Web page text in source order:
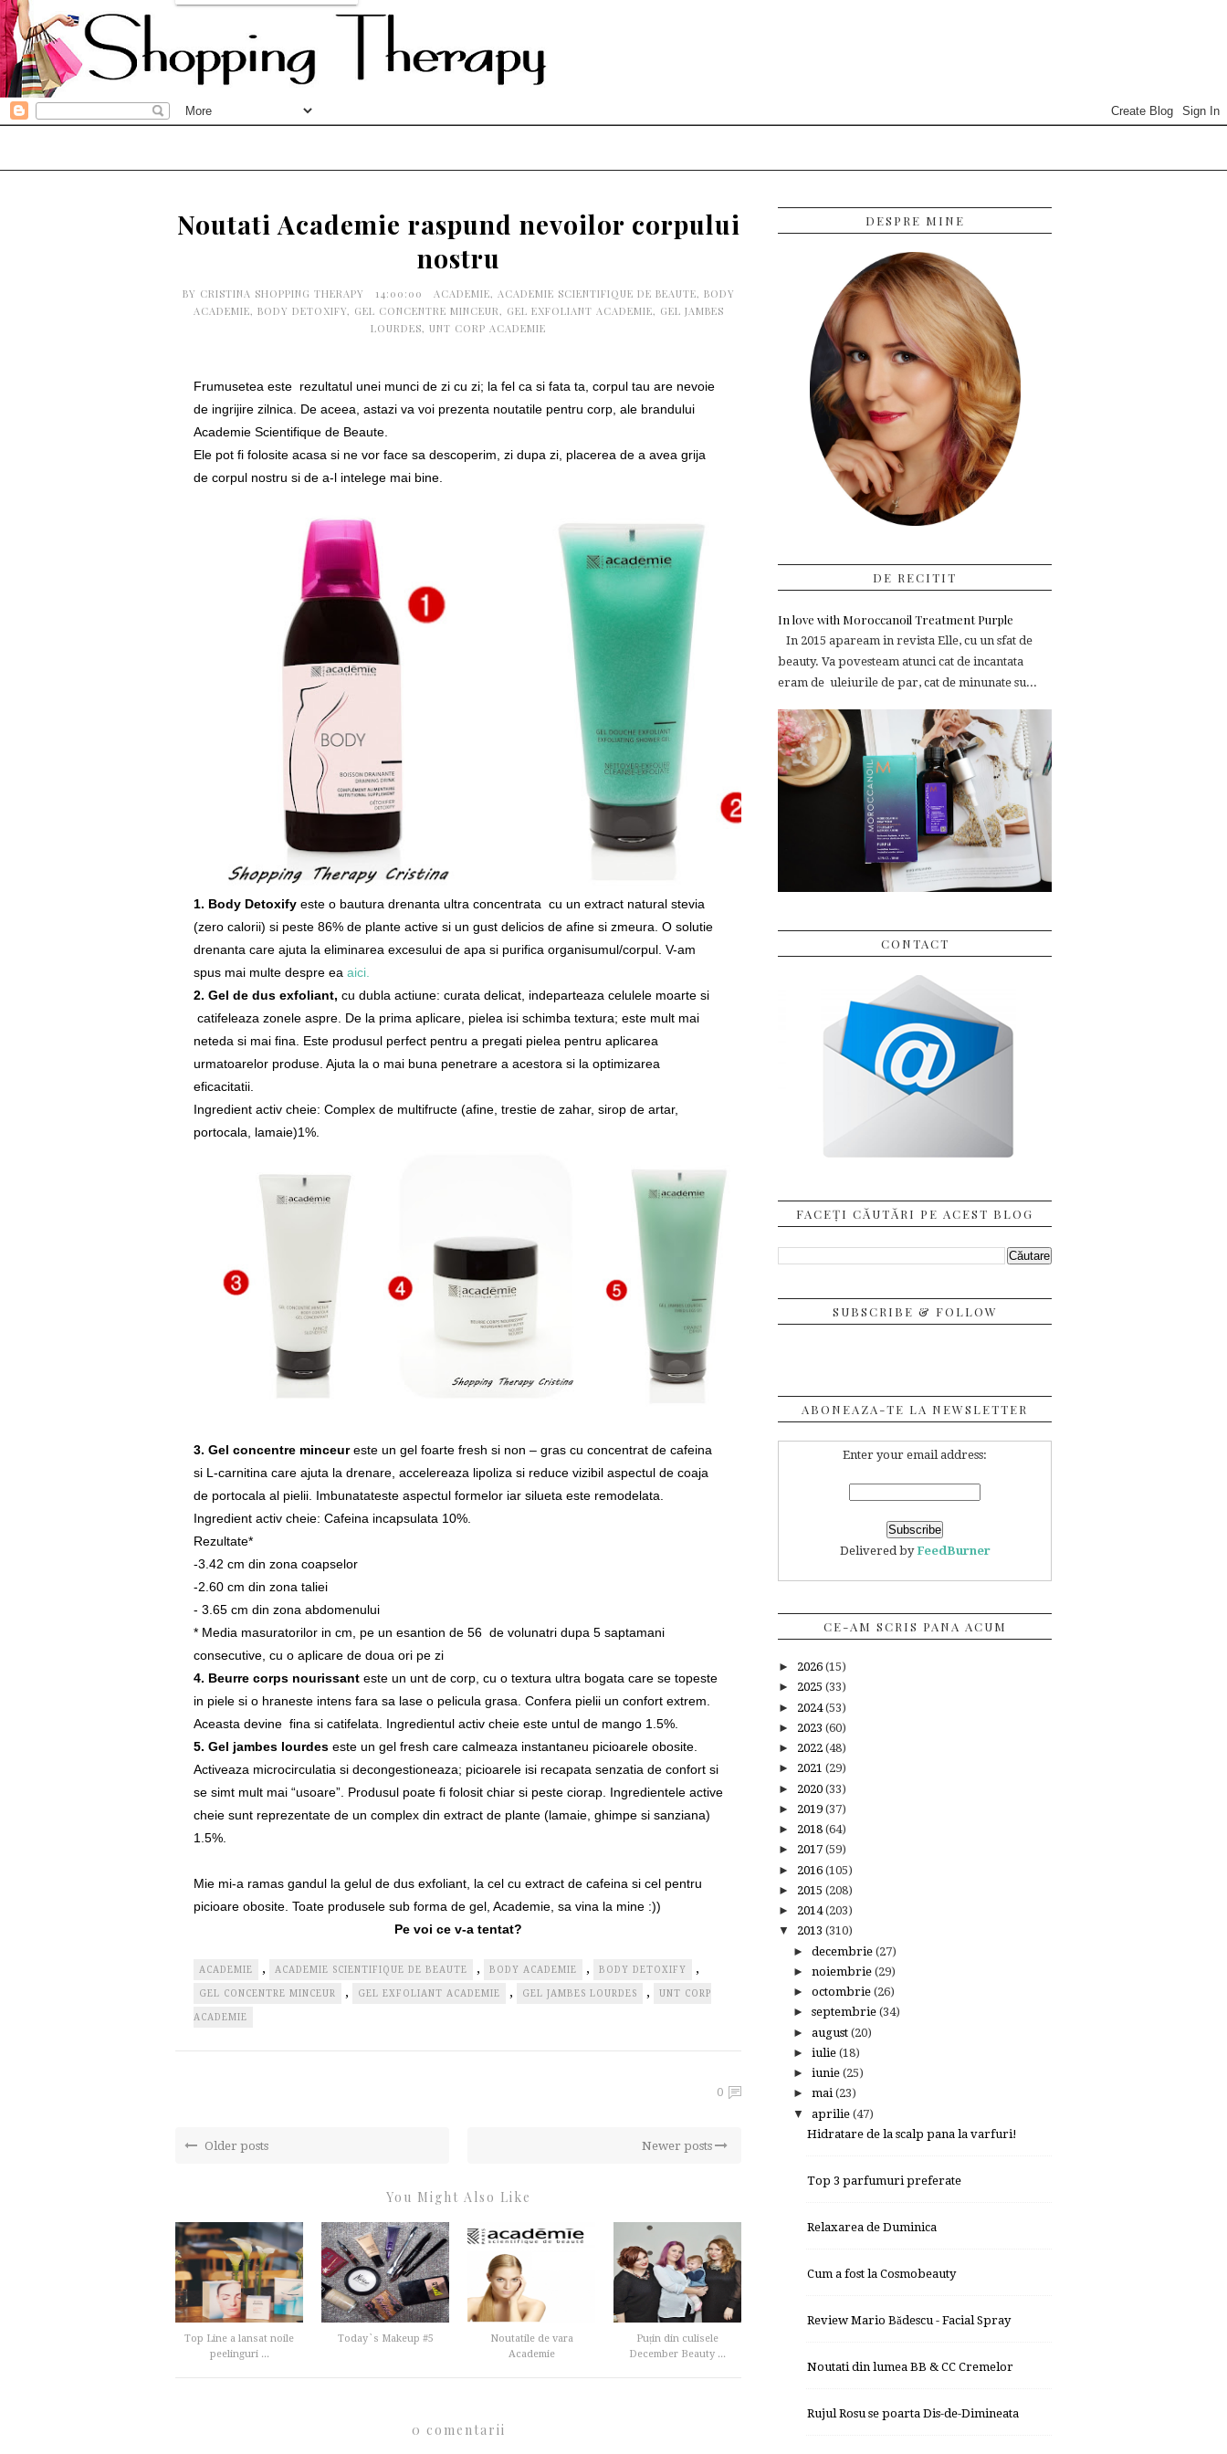
Noutati Academie raspund nevoilor corpului
nostru
BY CRISTINA SHOPPING THERAPY 14:00:00 ACADEMIE, ACADEMIE SCIENTIFIQUE DE BEAUTE, BODY
ACADEMIE, BODY DETOXIFY, GEL CONCENTRE MINCEUR, GEL EXFOLIANT ACADEMIE, GEL JAMBES
LOURDES, UNT CORP ACADEMIE
Frumusetea este rezultatul unei munci de zi cu zi; la fel ca si fata ta, corpul tau are nevoie
de ingrijire zilnica. De aceea, astazi va voi prezenta noutatile pentru corp, ale brandului
Academie Scientifique de Beaute.
Ele pot fi folosite acasa si ne vor face sa descoperim, zi dupa zi, placerea de a avea grija
de corpul nostru si de a-l intelege mai bine.
1. Body Detoxify este o bautura drenanta ultra concentrata cu un extract natural stevia
(zero calorii) si peste 86% de plante active si un gust delicios de afine si zmeura. O solutie
drenanta care ajuta la eliminarea excesului de apa si purifica organisumul/corpul. V-am
spus mai multe despre ea aici.
2. Gel de dus exfoliant, cu dubla actiune: curata delicat, indeparteaza celulele moarte si
catifeleaza zonele aspre. De la prima aplicare, pielea isi schimba textura; este mult mai
neteda si mai fina. Este produsul perfect pentru a pregati pielea pentru aplicarea
urmatoarelor produse. Ajuta la o mai buna penetrare a acestora si la optimizarea
eficacitatii.
Ingredient activ cheie: Complex de multifructe (afine, trestie de zahar, sirop de artar,
portocala, lamaie)1%.
3. Gel concentre minceureste un gel foarte fresh si non – gras cu concentrat de cafeina
si L-carnitina care ajuta la drenare, accelereaza lipoliza si reduce vizibil aspectul de coaja
de portocala al pielii. Imbunatateste aspectul formelor iar silueta este remodelata.
Ingredient activ cheie: Cafeina incapsulata 10%.
Rezultate*
-3.42 cm din zona coapselor
-2.60 cm din zona taliei
- 3.65 cm din zona abdomenului
* Media masuratorilor in cm, pe un esantion de 56 de volunatri dupa 5 saptamani
consecutive, cu o aplicare de doua ori pe zi
4. Beurre corps nourissant este un unt de corp, cu o textura ultra bogata care se topeste
in piele si o hraneste intens fara sa lase o pelicula grasa. Confera pielii un confort extrem.
Aceasta devine fina si catifelata. Ingredientul activ cheie este untul de mango 1.5%.
5. Gel jambes lourdes este un gel fresh care calmeaza instantaneu picioarele obosite.
Activeaza microcirculatia si decongestioneaza; picioarele isi recapata senzatia de confort si
se simt mult mai “usoare”. Produsul poate fi folosit chiar si peste ciorap. Ingredientele active
cheie sunt reprezentate de un complex din extract de plante (lamaie, ghimpe si sanziana)
1.5%.
Mie mi-a ramas gandul la gelul de dus exfoliant, la cel cu extract de cafeina si cel pentru
picioare obosite. Toate produsele sub forma de gel, Academie, sa vina la mine :))
Pe voi ce v-a tentat?
ACADEMIE , ACADEMIE SCIENTIFIQUE DE BEAUTE , BODY ACADEMIE , BODY DETOXIFY ,
GEL CONCENTRE MINCEUR , GEL EXFOLIANT ACADEMIE , GEL JAMBES LOURDES , UNT CORP
ACADEMIE
0
Older posts Newer posts
You Might Also Like
Top Line a lansat noile
peelinguri ...
Today`s Makeup #5
Noutatile de vara
Academie
Puțin din culisele
December Beauty ...
0 comentarii
DESPRE MINE
DE RECITIT
In love with Moroccanoil Treatment Purple
In 2015 apaream in revista Elle, cu un sfat de
beauty. Va povesteam atunci cat de incantata
eram de uleiurile de par, cat de minunate su...
CONTACT
FACEȚI CĂUTĂRI PE ACEST BLOG
SUBSCRIBE & FOLLOW
ABONEAZA-TE LA NEWSLETTER
Enter your email address:
Delivered byFeedBurner
CE-AM SCRIS PANA ACUM
► 2026 (15)
► 2025 (33)
► 2024(53)
► 2023 (60)
► 2022 (48)
► 2021 (29)
► 2020 (33)
► 2019 (37)
► 2018 (64)
► 2017 (59)
► 2016 (105)
► 2015 (208)
► 2014(203)
▼ 2013 (310)
► decembrie (27)
► noiembrie (29)
► octombrie (26)
► septembrie (34)
► august (20)
► iulie (18)
► iunie (25)
► mai(23)
▼ aprilie (47)
Hidratare de la scalp pana la varfuri!
Top 3 parfumuri preferate
Relaxarea de Duminica
Cum a fost la Cosmobeauty
Review Mario Bădescu - Facial Spray
Noutati din lumea BB & CC Cremelor
Rujul Rosu se poarta Dis-de-Dimineata